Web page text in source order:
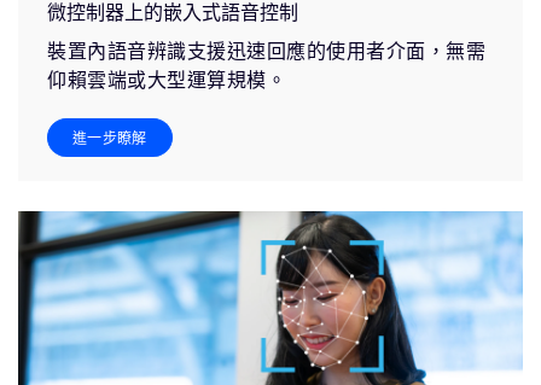
微控制器上的嵌入式語音控制
裝置內語音辨識支援迅速回應的使用者介面，無需
仰賴雲端或大型運算規模。
進一步瞭解